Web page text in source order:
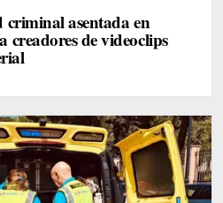
asentada en
de videoclips